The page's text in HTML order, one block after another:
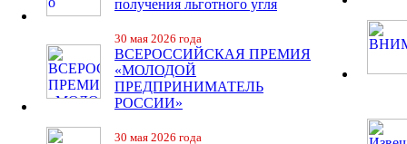
получения льготного угля
30 мая 2026 года
ВСЕРОССИЙСКАЯ ПРЕМИЯ
«МОЛОДОЙ
ПРЕДПРИНИМАТЕЛЬ
РОССИИ»
30 мая 2026 года